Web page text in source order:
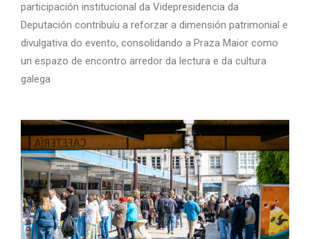
participación institucional da Videpresidencia da
Deputación contribuíu a reforzar a dimensión patrimonial e
divulgativa do evento, consolidando a Praza Maior como
un espazo de encontro arredor da lectura e da cultura
galega